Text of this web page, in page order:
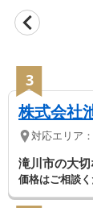
3
株式会社
対応エリア：
滝川市の大
価格はご相談